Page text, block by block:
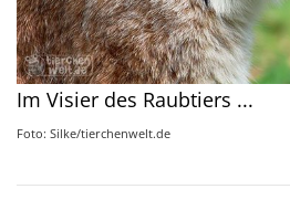
Im Visier des Raubtiers ...
Foto: Silke/tierchenwelt.de